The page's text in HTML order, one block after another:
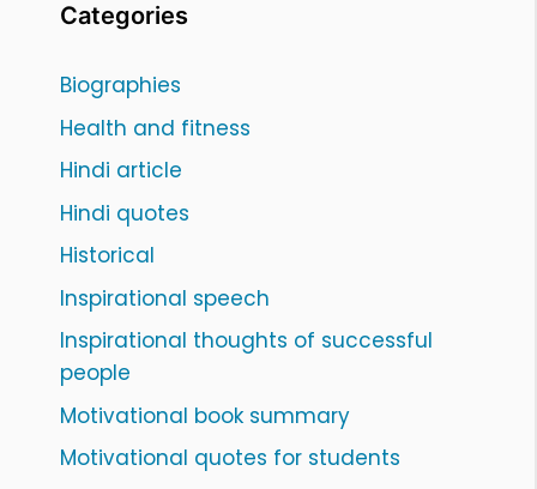
Categories
Biographies
Health and fitness
Hindi article
Hindi quotes
Historical
Inspirational speech
Inspirational thoughts of successful
people
Motivational book summary
Motivational quotes for students